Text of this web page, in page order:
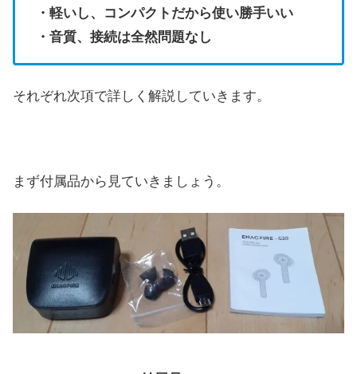
・軽いし、コンパクトだから使い勝手いい
・音質、接続は全然問題なし
それぞれ次項で詳しく解説していきます。
まず付属品から見ていきましょう。